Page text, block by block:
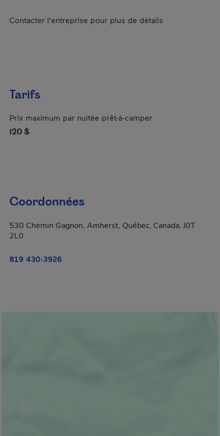
Contacter l'entreprise pour plus de détails
Tarifs
Prix maximum par nuitée prêt-à-camper
120 $
Coordonnées
530 Chemin Gagnon, Amherst, Québec, Canada, J0T
2L0
819 430-3926